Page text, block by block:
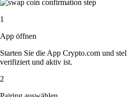
1
App öffnen
Starten Sie die App Crypto.com und
verifiziert und aktiv ist.
2